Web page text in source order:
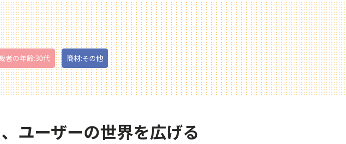
者の年齢:30代 商材:その他
ユーザーの世界を広げる